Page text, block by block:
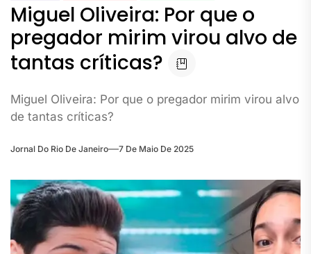
Miguel Oliveira: Por que o
pregador mirim virou alvo de
tantas críticas?
Miguel Oliveira: Por que o pregador mirim virou alvo
de tantas críticas?
Jornal Do Rio De Janeiro 7 De Maio De 2025